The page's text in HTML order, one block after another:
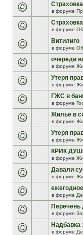
в форуме
в форуме
Витилиго
в форуме
очереди
в форуме
Утеря
в форуме
ГЖС в
в форуме
Жилье в
в форуме
Утеря
в форуме
КРИК
в форуме
Давали
в форуме
в форуме
в форуме
в форуме